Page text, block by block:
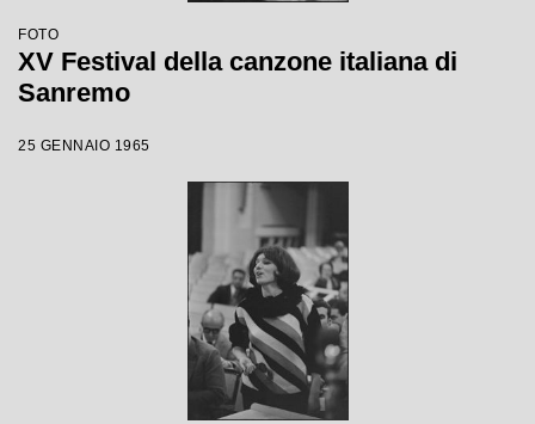
FOTO
XV Festival della canzone italiana di
Sanremo
25 GENNAIO 1965